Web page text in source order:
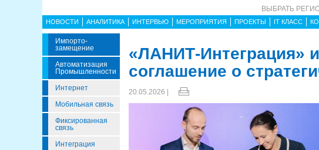
ВЫБРАТЬ
НОВОСТИ АНАЛИТИКА ИНТЕРВЬЮ МЕРОПРИЯТИЯ ПРОЕКТЫ IT КЛАСС
Импорто­
Замещение
Автоматизация
Промышленности
Интернет
Мобильная связь
Фиксированная
связь
Интеграция
«ЛАНИТ-Интеграция»
соглашение о
20.05.2026 |